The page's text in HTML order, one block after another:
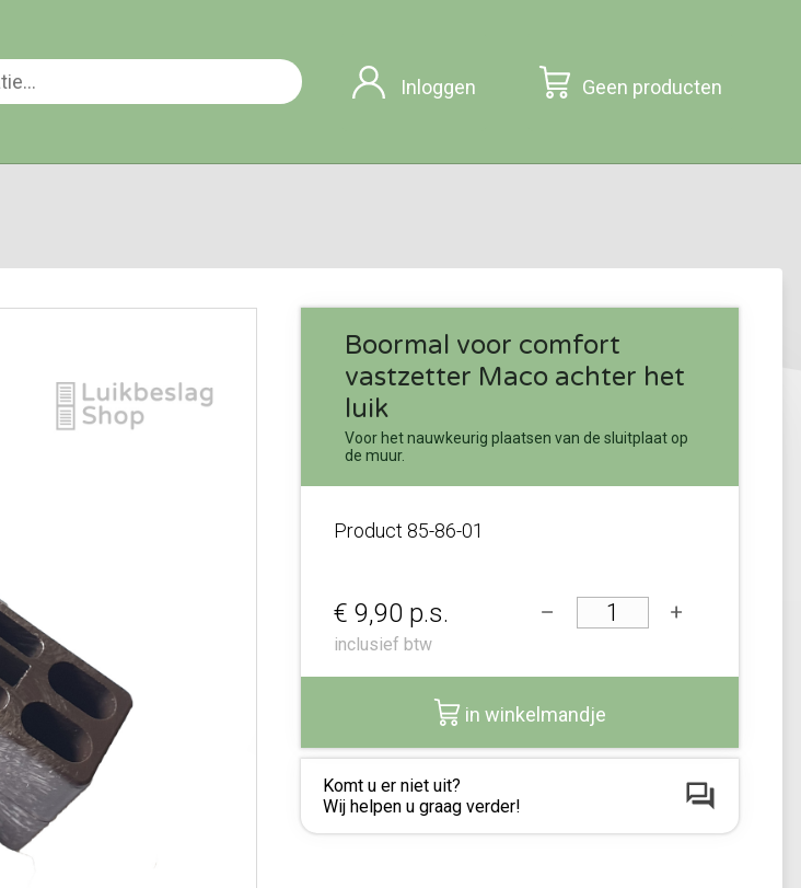
Inloggen Geen producten
Boormal voor comfort
vastzetter Maco achter het
luik
Voor het nauwkeurig plaatsen van de sluitplaat op
de muur.
Product 85-86-01
€ 9,90p.s.
inclusief btw
in winkelmandje
Komt u er niet uit?
Wij helpen u graag verder!